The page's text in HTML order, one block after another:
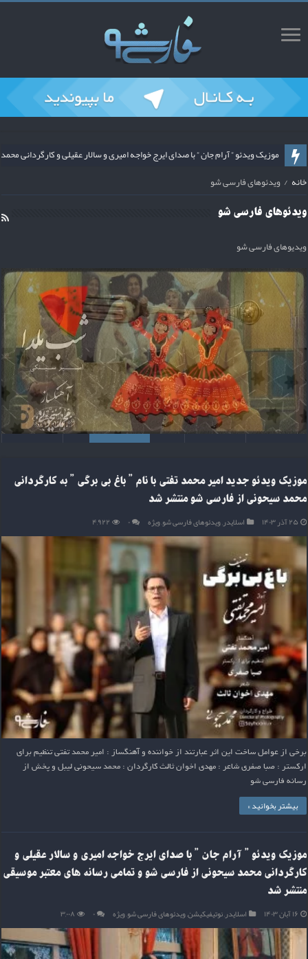
ریمیکس قطعه پشیمان با صدای محسن ملک پور و آهنگسازی محمد سیحونی از
خانه / ویدئوهای فارسی شو
ویدئوهای فارسی شو
ویدیوهای فارسی شو
ویدئو تصویری شب یلدا با صدای امیر سینکی از فارسی شو منتشر شد
موزیک ویدئو جدید امیر محمد تفتی با نام ” باغ بی برگی ” به کارگردانی
محمد سیحونی از فارسی شو منتشر شد
۲۵ آذر ۱۴۰۳ اسلایدر,ویدئوهای فارسی شو,ویژه ۰ ۴,۹۲۲
برخی از عوامل ساخت این اثر عبارتند از خواننده و آهنگساز : امیر محمد تفتی تنظیم برای
ارکستر : صبا صفری شاعر : مهدی اخوان ثالث کارگردان : محمد سیحونی لیبل و پخش از
رسانه فارسی شو
بیشتر بخوانید »
موزیک ویدئو ” آرام جان ” با صدای ایرج خواجه امیری و سالار عقیلی و
کارگردانی محمد سیحونی از فارسی شو و تمامی رسانه های معتبر موسیقی
منتشر شد
۱۶ آبان ۱۴۰۳ اسلایدر,نوتیفیکیشن,ویدئوهای فارسی شو,ویژه ۰ ۳,۰۰۸